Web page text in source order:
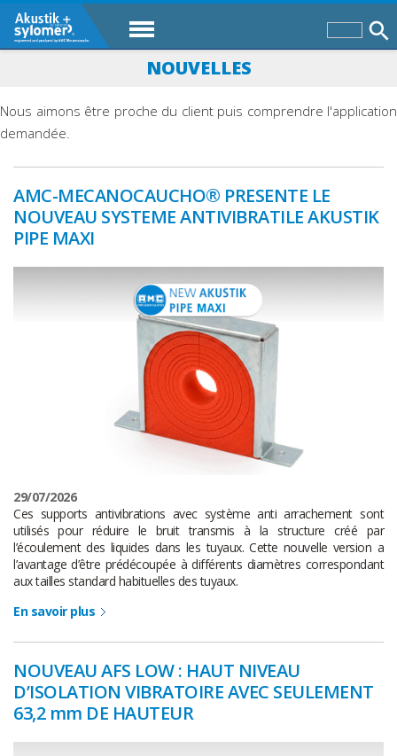
NOUVELLES
Nous aimons être proche du client puis comprendre l'application
demandée.
AMC-MECANOCAUCHO® PRESENTE LE
NOUVEAU SYSTEME ANTIVIBRATILE AKUSTIK
PIPE MAXI
29/07/2026
Ces supports antivibrations avec système anti arrachement sont
utilisés pour réduire le bruit transmis à la structure créé par
l’écoulement des liquides dans les tuyaux. Cette nouvelle version a
l’avantage d’être prédécoupée à différents diamètres correspondant
aux tailles standard habituelles des tuyaux.
En savoir plus
NOUVEAU AFS LOW : HAUT NIVEAU
D’ISOLATION VIBRATOIRE AVEC SEULEMENT
63,2 mm DE HAUTEUR